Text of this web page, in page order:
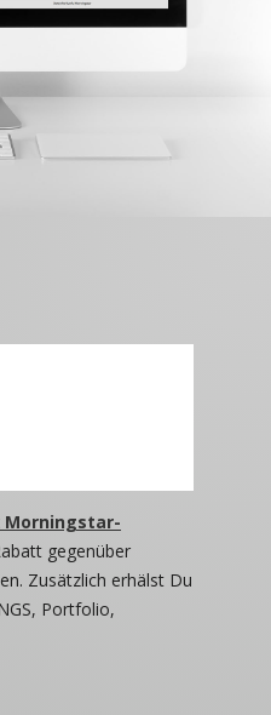
Morningstar-
gegenüber
Zusätzlich erhälst Du
Portfolio,